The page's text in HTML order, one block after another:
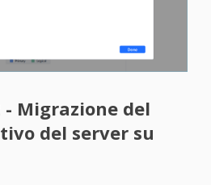
Migrazione del
del server su